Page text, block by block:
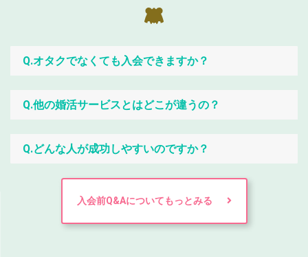
Q.オタクでなくても入会できますか？
Q.他の婚活サービスとはどこが違うの？
Q.どんな人が成功しやすいのですか？
入会前Q&Aについてもっとみる